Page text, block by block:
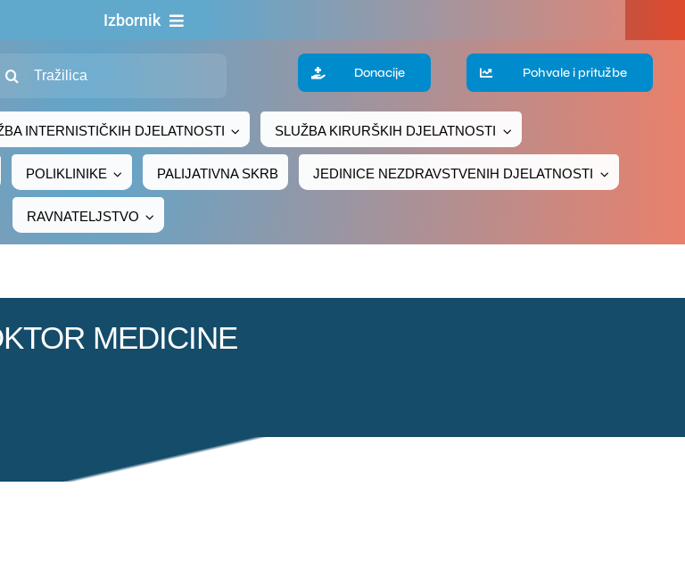
Izbornik
Za pacijente
Za djelatnike
Donacije Pohvale i pritužbe
INTERNISTIČKIH DJELATNOSTI SLUŽBA KIRURŠKIH DJELATNOSTI
POLIKLINIKE PALIJATIVNA SKRB JEDINICE NEZDRAVSTVENIH DJELATNOSTI
RAVNATELJSTVO
MEDICINE